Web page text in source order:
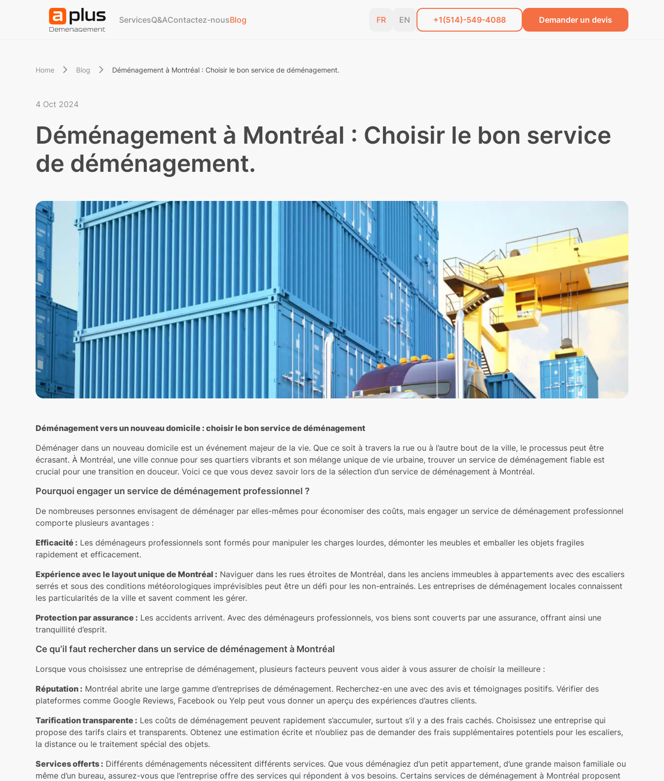
ServicesQ&AContactez-nousBlog FR EN +1(514)-549-4088 Demander un devis
Home Blog Déménagement à Montréal : Choisir le bon service de déménagement.
4 Oct 2024
Déménagement à Montréal : Choisir le bon service
de déménagement.
Déménagement vers un nouveau domicile : choisir le bon service de déménagement
Déménager dans un nouveau domicile est un événement majeur de la vie. Que ce soit à travers la rue ou à l’autre bout de la ville, le processus peut être
écrasant. À Montréal, une ville connue pour ses quartiers vibrants et son mélange unique de vie urbaine, trouver un service de déménagement fiable est
crucial pour une transition en douceur. Voici ce que vous devez savoir lors de la sélection d’un service de déménagement à Montréal.
Pourquoi engager un service de déménagement professionnel ?
De nombreuses personnes envisagent de déménager par elles-mêmes pour économiser des coûts, mais engager un service de déménagement professionnel
comporte plusieurs avantages :
Efficacité : Les déménageurs professionnels sont formés pour manipuler les charges lourdes, démonter les meubles et emballer les objets fragiles
rapidement et efficacement.
Expérience avec le layout unique de Montréal : Naviguer dans les rues étroites de Montréal, dans les anciens immeubles à appartements avec des escaliers
serrés et sous des conditions météorologiques imprévisibles peut être un défi pour les non-entrainés. Les entreprises de déménagement locales connaissent
les particularités de la ville et savent comment les gérer.
Protection par assurance : Les accidents arrivent. Avec des déménageurs professionnels, vos biens sont couverts par une assurance, offrant ainsi une
tranquillité d’esprit.
Ce qu’il faut rechercher dans un service de déménagement à Montréal
Lorsque vous choisissez une entreprise de déménagement, plusieurs facteurs peuvent vous aider à vous assurer de choisir la meilleure :
Réputation : Montréal abrite une large gamme d’entreprises de déménagement. Recherchez-en une avec des avis et témoignages positifs. Vérifier des
plateformes comme Google Reviews, Facebook ou Yelp peut vous donner un aperçu des expériences d’autres clients.
Tarification transparente : Les coûts de déménagement peuvent rapidement s’accumuler, surtout s’il y a des frais cachés. Choisissez une entreprise qui
propose des tarifs clairs et transparents. Obtenez une estimation écrite et n’oubliez pas de demander des frais supplémentaires potentiels pour les escaliers,
la distance ou le traitement spécial des objets.
Services offerts : Différents déménagements nécessitent différents services. Que vous déménagiez d’un petit appartement, d’une grande maison familiale ou
même d’un bureau, assurez-vous que l’entreprise offre des services qui répondent à vos besoins. Certains services de déménagement à Montréal proposent